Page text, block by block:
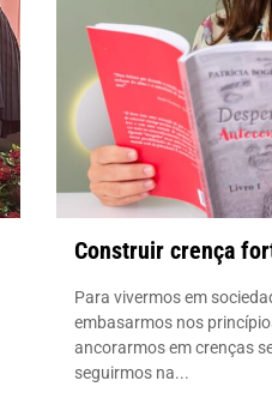
Construir crença
Para vivermos em
embasarmos nos
ancorarmos em crenças
seguirmos na...